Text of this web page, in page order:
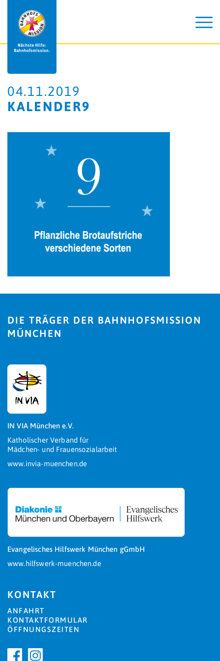
04.11.2019
KALENDER9
DIE TRÄGER DER BAHNHOFSMISSION
MÜNCHEN
IN VIA München e.V.
Katholischer Verband für
Mädchen- und Frauensozialarbeit
www.invia-muenchen.de
Evangelisches Hilfswerk München gGmbH
www.hilfswerk-muenchen.de
KONTAKT
ANFAHRT
KONTAKTFORMULAR
ÖFFNUNGSZEITEN